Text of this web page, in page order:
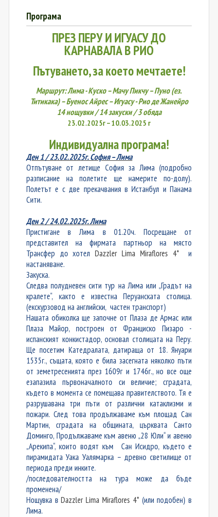
Програма
ПРЕЗ ПЕРУ И ИГУАСУДО
КАРНАВАЛА В РИО
Пътуването,за което мечтаете!
Маршрут: Лима - Куско – Мачу Пикчу – Пуно (ез.
Титикака) – Буенос Айрес – Игуасу - Рио де Жанейро
14нощувки/ 14закуски/ 3 обяда
23.02.2025г –10.03.2025 г
Индивидуална програма!
Ден 1 /23.02.2025г. София – Лима
Отпътуване от летище София за Лима (подробно
разписание на полетите ще намерите по-долу).
Полетът е с две прекачвания в Истанбул и Панама
Сити.
Ден 2 /24.02.2025г. Лима
Пристигане в Лима в 01.20ч. Посрещане от
представител на фирмата партньор на място
Трансфер до хотелDazzler Lima Miraflores 4*и
настаняване.
Закуска.
Следва полудневен сити тур на Лима или „Градът на
кралете“, както е известна Перуанската столица.
(екскурзовод на английски, частен транспорт)
Нашата обиколка ще започне от Плаза де Армас или
Плаза Майор, построен от Франциско Пизаро -
испанският конкистадор, основал столицата на Перу.
Ще посетим Катедралата, датираща от 18. Януари
1535г., същата, която е била засегната няколко пъти
от земетресенията през 1609г и 1746г., но все още
eзапазила първоначалното си величие; сградата,
където в момента се помещава правителството. Тя е
разрушавана три пъти от различни катаклизми и
пожари. След това продължаваме към площад Сан
Мартин, сградата на общината, църквата Санто
Доминго, Продължаваме към авеню „28 Юли“ и авеню
„Арекипа“, които водят към Сан Исидро, където е
пирамидата Уака Уалямарка – древно светилище от
периода преди инките.
/последователността на тура може да бъде
променена/
Нощувка вDazzler Lima Miraflores 4*(или подобен) в
Лима.